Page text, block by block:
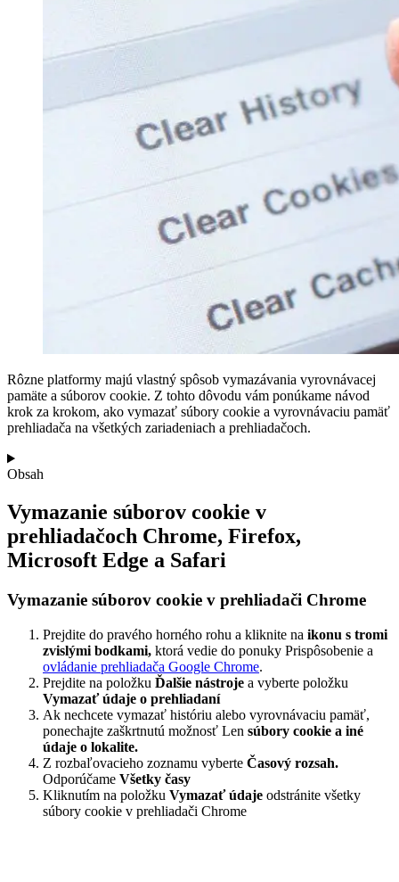
Rôzne platformy majú vlastný spôsob vymazávania vyrovnávacej
pamäte a súborov cookie. Z tohto dôvodu vám ponúkame návod
krok za krokom, ako vymazať súbory cookie a vyrovnávaciu pamäť
prehliadača na všetkých zariadeniach a prehliadačoch.
Obsah
Vymazanie súborov cookie v
prehliadačoch Chrome, Firefox,
Microsoft Edge a Safari
Vymazanie súborov cookie v prehliadači Chrome
Prejdite do pravého horného rohu a kliknite na ikonu s tromi
zvislými bodkami, ktorá vedie do ponuky Prispôsobenie a
ovládanie prehliadača Google Chrome.
Prejdite na položku Ďalšie nástroje a vyberte položku
Vymazať údaje o prehliadaní
Ak nechcete vymazať históriu alebo vyrovnávaciu pamäť,
ponechajte zaškrtnutú možnosť Len súbory cookie a iné
údaje o lokalite.
Z rozbaľovacieho zoznamu vyberte Časový rozsah.
Odporúčame Všetky časy
Kliknutím na položku Vymazať údaje odstránite všetky
súbory cookie v prehliadači Chrome